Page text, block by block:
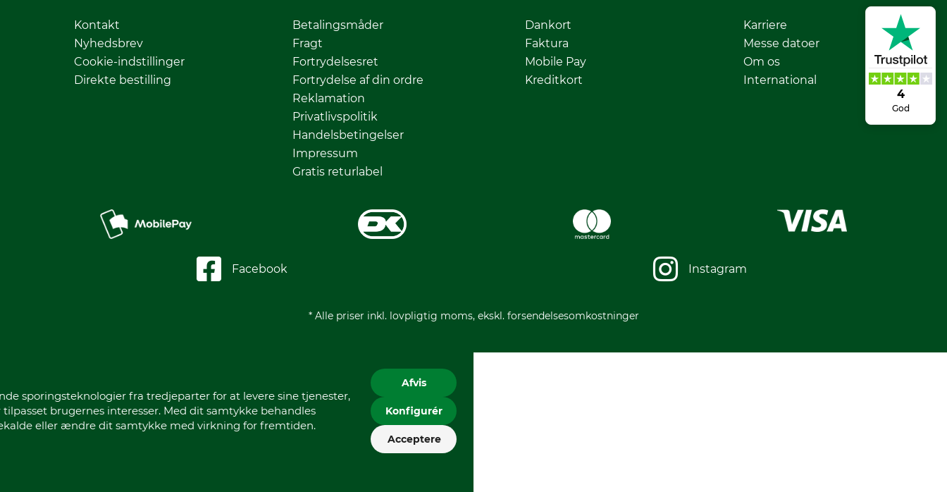
4
God
Kontakt
Nyhedsbrev
Cookie-indstillinger
Direkte bestilling
Betalingsmåder
Fragt
Fortrydelsesret
Fortrydelse af din ordre
Reklamation
Privatlivspolitik
Handelsbetingelser
Impressum
Gratis returlabel
Dankort
Faktura
Mobile Pay
Kreditkort
Karriere
Messe datoer
Om os
International
Facebook Instagram
* Alle priser inkl. lovpligtig moms, ekskl. forsendelsesomkostninger
sporingsteknologier fra tredjeparter for at levere sine tjenester,
brugernes interesser. Med dit samtykke behandles
eller ændre dit samtykke med virkning for fremtiden.
Afvis
Konfigurér
Acceptere